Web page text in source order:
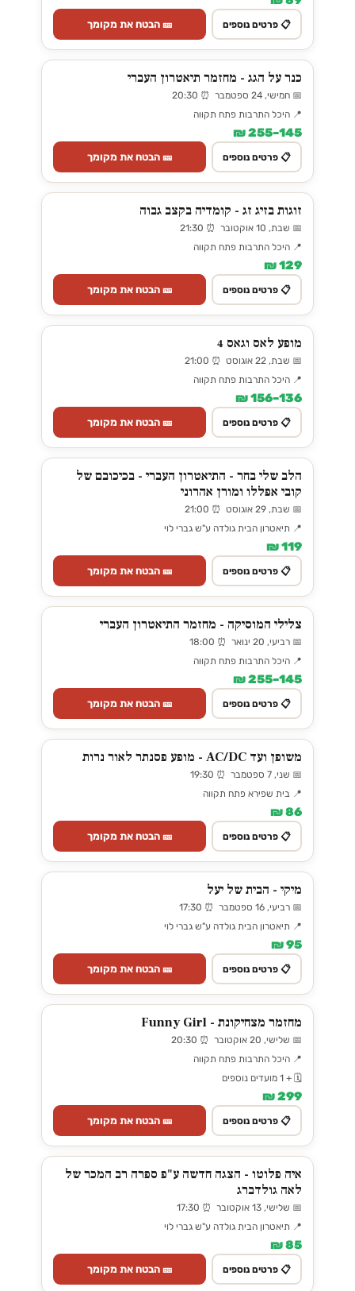
📋 פרטים נוספים 🎫 הבטח את מקומך
כנר על הגג - מחזמר תיאטרון העברי
📅 חמישי, 24 ספטמבר ⏰ 20:30
📍 היכל התרבות פתח תקווה
145–255 ₪
📋 פרטים נוספים 🎫 הבטח את מקומך
זוגות בזיג זג - קומדיה בקצב גבוה
📅 שבת, 10 אוקטובר ⏰ 21:30
📍 היכל התרבות פתח תקווה
129 ₪
📋 פרטים נוספים 🎫 הבטח את מקומך
מופע לאס וגאס 4
📅 שבת, 22 אוגוסט ⏰ 21:00
📍 היכל התרבות פתח תקווה
136–156 ₪
📋 פרטים נוספים 🎫 הבטח את מקומך
הלב שלי בחר - התיאטרון העברי - בכיכובם של
קובי אפללו ומורן אהרוני
📅 שבת, 29 אוגוסט ⏰ 21:00
📍 תיאטרון הבית גולדה ע"ש גברי לוי
119 ₪
📋 פרטים נוספים 🎫 הבטח את מקומך
צלילי המוסיקה - מחזמר התיאטרון העברי
📅 רביעי, 20 ינואר ⏰ 18:00
📍 היכל התרבות פתח תקווה
145–255 ₪
📋 פרטים נוספים 🎫 הבטח את מקומך
משופן ועד AC/DC - מופע פסנתר לאור נרות
📅 שני, 7 ספטמבר ⏰ 19:30
📍 בית שפירא פתח תקווה
86 ₪
📋 פרטים נוספים 🎫 הבטח את מקומך
מיקי - הבית של יעל
📅 רביעי, 16 ספטמבר ⏰ 17:30
📍 תיאטרון הבית גולדה ע"ש גברי לוי
95 ₪
📋 פרטים נוספים 🎫 הבטח את מקומך
מחזמר מצחיקונת - Funny Girl
📅 שלישי, 20 אוקטובר ⏰ 20:30
📍 היכל התרבות פתח תקווה
🗓️ + 1 מועדים נוספים
299 ₪
📋 פרטים נוספים 🎫 הבטח את מקומך
איה פלוטו - הצגה חדשה ע"פ ספרה רב המכר של
לאה גולדברג
📅 שלישי, 13 אוקטובר ⏰ 17:30
📍 תיאטרון הבית גולדה ע"ש גברי לוי
85 ₪
📋 פרטים נוספים 🎫 הבטח את מקומך